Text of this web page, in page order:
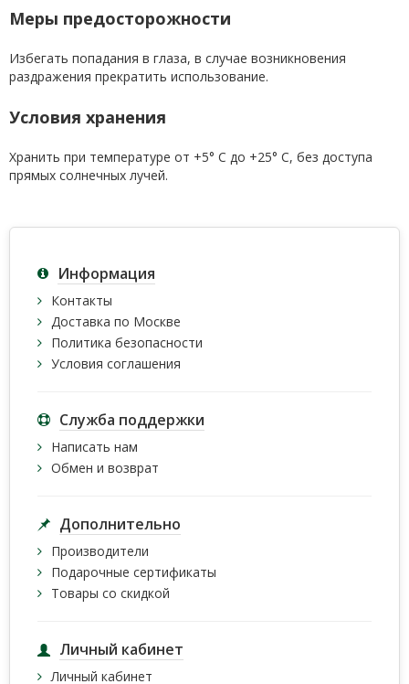
Меры предосторожности
Избегать попадания в глаза, в случае возникновения
раздражения прекратить использование.
Условия хранения
Хранить при температуре от +5° С до +25° С, без доступа
прямых солнечных лучей.
Информация
Контакты
Доставка по Москве
Политика безопасности
Условия соглашения
Служба поддержки
Написать нам
Обмен и возврат
Дополнительно
Производители
Подарочные сертификаты
Товары со скидкой
Личный кабинет
Личный кабинет